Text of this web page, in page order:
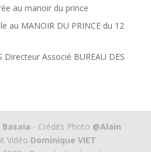
au manoir du prince
au MANOIR DU PRINCE du 12
Directeur Associé BUREAU DES
- Crédits Photo @Alain
Vidéo Dominique VIET